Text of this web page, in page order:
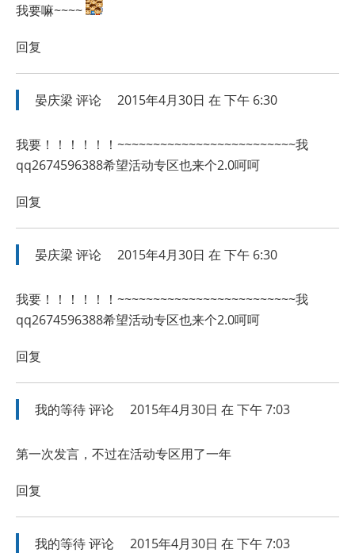
我要嘛~~~~
回复
晏庆梁 评论 2015年4月30日 在 下午 6:30
我要！！！！！！~~~~~~~~~~~~~~~~~~~~~~~~~我
qq2674596388希望活动专区也来个2.0呵呵
回复
晏庆梁 评论 2015年4月30日 在 下午 6:30
我要！！！！！！~~~~~~~~~~~~~~~~~~~~~~~~~我
qq2674596388希望活动专区也来个2.0呵呵
回复
我的等待评论 2015年4月30日 在 下午 7:03
第一次发言，不过在活动专区用了一年
回复
我的等待评论 2015年4月30日 在 下午 7:03